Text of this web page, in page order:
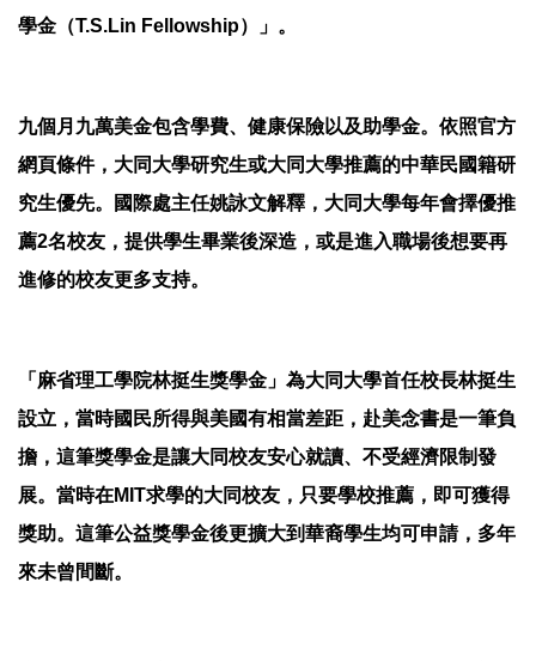
學金（T.S.Lin Fellowship）」。
九個月九萬美金包含學費、健康保險以及助學金。依照官方
網頁條件，大同大學研究生或大同大學推薦的中華民國籍研
究生優先。國際處主任姚詠文解釋，大同大學每年會擇優推
薦2名校友，提供學生畢業後深造，或是進入職場後想要再
進修的校友更多支持。
「麻省理工學院林挺生獎學金」為大同大學首任校長林挺生
設立，當時國民所得與美國有相當差距，赴美念書是一筆負
擔，這筆獎學金是讓大同校友安心就讀、不受經濟限制發
展。當時在MIT求學的大同校友，只要學校推薦，即可獲得
獎助。這筆公益獎學金後更擴大到華裔學生均可申請，多年
來未曾間斷。